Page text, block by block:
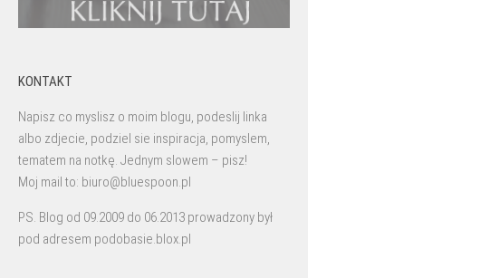
KONTAKT
Napisz co myslisz o moim blogu, podeslij linka
albo zdjecie, podziel sie inspiracja, pomyslem,
tematem na notkę. Jednym slowem – pisz!
Moj mail to: biuro@bluespoon.pl
PS. Blog od 09.2009 do 06.2013 prowadzony był
pod adresem podobasie.blox.pl